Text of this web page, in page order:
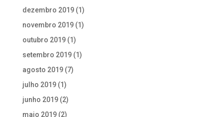
dezembro 2019(1)
novembro 2019(1)
outubro 2019(1)
setembro 2019(1)
agosto 2019(7)
julho 2019(1)
junho 2019(2)
maio 2019(2)